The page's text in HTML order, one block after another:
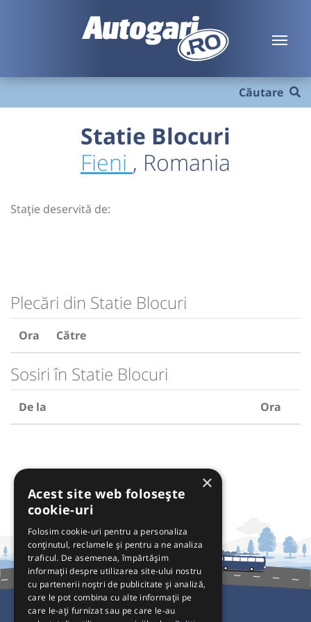
Căutare
Statie Blocuri
Fieni , Romania
Stație deservită de:
Plecări din Statie Blocuri
Ora Către
Sosiri în Statie Blocuri
De la Ora
×
Acest site web folosește
cookie-uri
Folosim cookie-uri pentru a personaliza
conținutul, reclamele și pentru a ne analiza
traficul. De asemenea, împărtășim
informații despre utilizarea site-ului nostru
cu partenerii noștri de publicitate și analiză,
care le pot combina cu alte informații pe
care le-ați furnizat sau pe care le-au